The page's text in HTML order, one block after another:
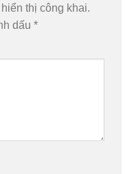
thị công khai.
dấu *